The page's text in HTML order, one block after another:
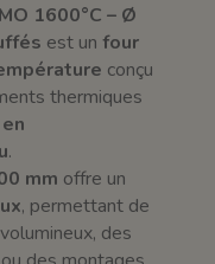
1600°C – Ø
est unfour
conçu
thermiques
.
mm offre un
, permettant de
des